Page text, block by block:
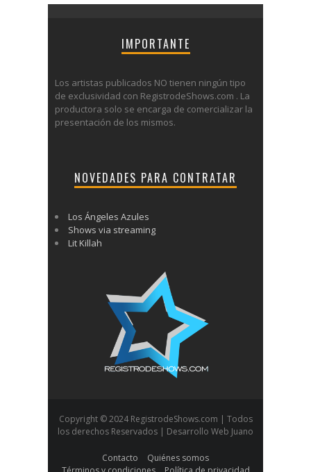
IMPORTANTE
Los artistas publicados NO tienen ningún tipo
de exclusividad con RegistrodeShows.com . La
productora solo se encarga de comercializar la
presentación de los mismos.
NOVEDADES PARA CONTRATAR
Los Ángeles Azules
Shows via streaming
Lit Killah
Copyright © 2024 RegistrodeShows.com | Todos
los derechos Reservados | Desarrollo Web Juano
Contacto
Quiénes somos